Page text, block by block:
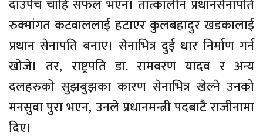
दाउपेच चाहिँ सफल भएन। तात्कालीन प्रधानसेनापति
रुक्मांगत कटवाललाई हटाएर कुलबहादुर खडकालाई
प्रधान सेनापति बनाए। सेनाभित्र दुई धार निर्माण गर्न
खोजे। तर, राष्ट्रपति डा. रामवरण यादव र अन्य
दलहरुको सुझबुझका कारण सेनाभित्र खेल्ने उनको
मनसुवा पुरा भएन, उनले प्रधानमन्त्री पदबाटै राजीनामा
दिए।